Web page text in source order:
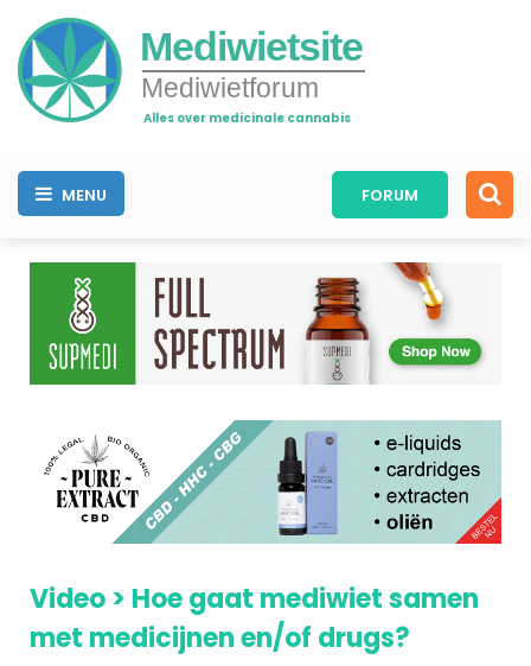
Mediwietsite
Mediwietforum
Alles over medicinale cannabis
MENU FORUM
Video > Hoe gaat mediwiet samen
met medicijnen en/of drugs?